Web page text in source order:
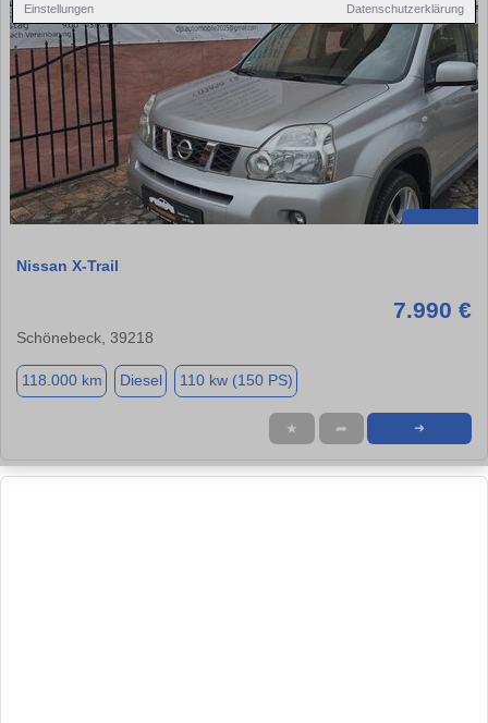
Einstellungen Datenschutzerklärung
Nissan X-Trail
7.990 €
Schönebeck, 39218
118.000 km Diesel 110 kw (150 PS)
★ ➦ ➜